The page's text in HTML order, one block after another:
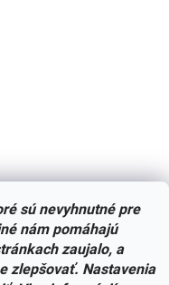
sú nevyhnutné pre
nám pomáhajú
zaujalo, a
zlepšovať. Nastavenia